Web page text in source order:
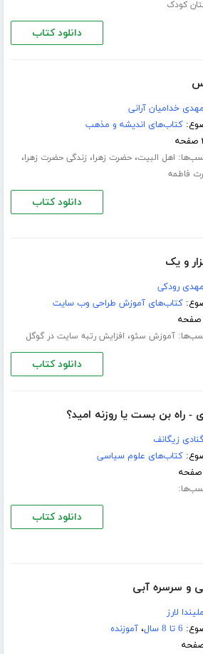
کودک
دانلود کتاب
مهدی خدامیان آرانی
کتاب‌های اندیشه و مذهب
اهل البیت،حضرت زهرا، زندگی حضرت زهرا،
فاطمه
دانلود کتاب
و یک
مهدی رودکی
کتاب‌های آموزش طراحی وب سایت
آموزش سئو، افزایش رتبه سایت در گوگل
دانلود کتاب
- راه بن بست یا روزنه امید؟
زیگانف
کتاب‌های علوم سیاسی
دانلود کتاب
و سرسره آبی
ملیندا لارز
6 تا 8 سال ،آموزنده